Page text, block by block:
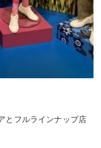
とフルラインナップ店